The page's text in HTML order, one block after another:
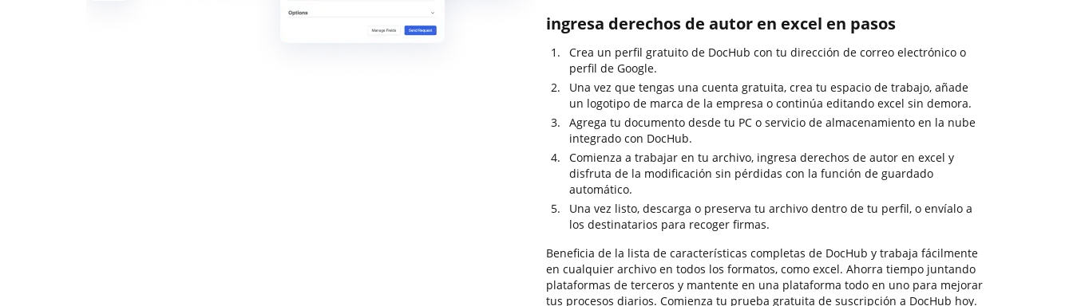
ingresa derechos de autor en excel en pasos
Crea un perfil gratuito de DocHub con tu dirección de correo electrónico o
perfil de Google.
Una vez que tengas una cuenta gratuita, crea tu espacio de trabajo, añade
un logotipo de marca de la empresa o continúa editando excel sin demora.
Agrega tu documento desde tu PC o servicio de almacenamiento en la nube
integrado con DocHub.
Comienza a trabajar en tu archivo, ingresa derechos de autor en excel y
disfruta de la modificación sin pérdidas con la función de guardado
automático.
Una vez listo, descarga o preserva tu archivo dentro de tu perfil, o envíalo a
los destinatarios para recoger firmas.
Beneficia de la lista de características completas de DocHub y trabaja fácilmente
en cualquier archivo en todos los formatos, como excel. Ahorra tiempo juntando
plataformas de terceros y mantente en una plataforma todo en uno para mejorar
tus procesos diarios. Comienza tu prueba gratuita de suscripción a DocHub hoy.